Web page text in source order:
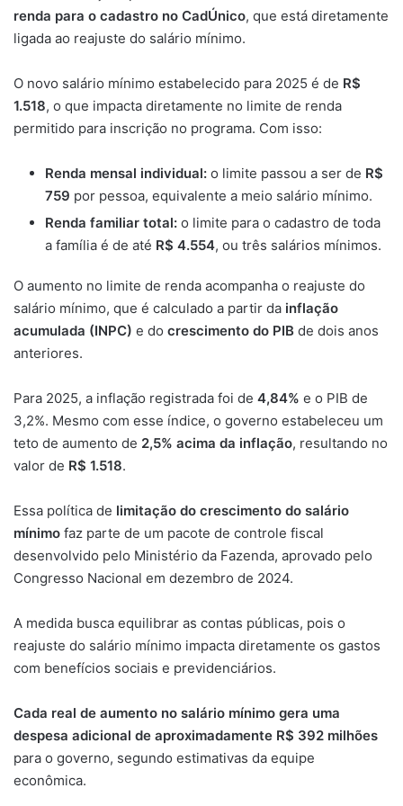
renda para o cadastro no CadÚnico, que está diretamente
ligada ao reajuste do salário mínimo.
O novo salário mínimo estabelecido para 2025 é de R$
1.518, o que impacta diretamente no limite de renda
permitido para inscrição no programa. Com isso:
Renda mensal individual: o limite passou a ser de R$
759 por pessoa, equivalente a meio salário mínimo.
Renda familiar total: o limite para o cadastro de toda
a família é de até R$ 4.554, ou três salários mínimos.
O aumento no limite de renda acompanha o reajuste do
salário mínimo, que é calculado a partir da inflação
acumulada (INPC) e do crescimento do PIB de dois anos
anteriores.
Para 2025, a inflação registrada foi de 4,84% e o PIB de
3,2%. Mesmo com esse índice, o governo estabeleceu um
teto de aumento de 2,5% acima da inflação, resultando no
valor de R$ 1.518.
Essa política de limitação do crescimento do salário
mínimo faz parte de um pacote de controle fiscal
desenvolvido pelo Ministério da Fazenda, aprovado pelo
Congresso Nacional em dezembro de 2024.
A medida busca equilibrar as contas públicas, pois o
reajuste do salário mínimo impacta diretamente os gastos
com benefícios sociais e previdenciários.
Cada real de aumento no salário mínimo gera uma
despesa adicional de aproximadamente R$ 392 milhões
para o governo, segundo estimativas da equipe
econômica.